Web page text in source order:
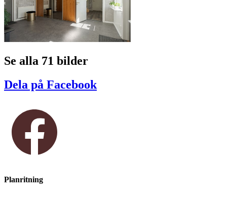
Se alla 71 bilder
Dela på Facebook
Planritning